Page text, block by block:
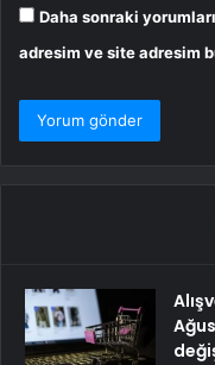
Daha sonraki
adresim ve site adresim